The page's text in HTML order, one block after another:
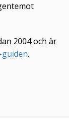
2004 och är
guiden.